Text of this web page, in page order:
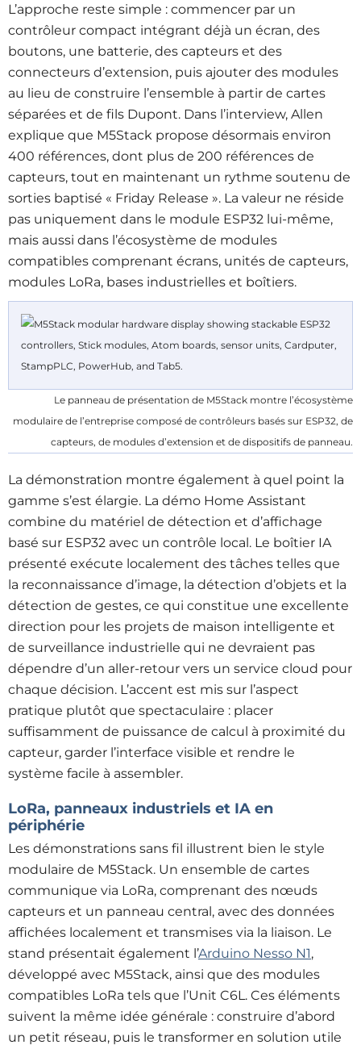
L’approche reste simple : commencer par un
contrôleur compact intégrant déjà un écran, des
boutons, une batterie, des capteurs et des
connecteurs d’extension, puis ajouter des modules
au lieu de construire l’ensemble à partir de cartes
séparées et de fils Dupont. Dans l’interview, Allen
explique que M5Stack propose désormais environ
400 références, dont plus de 200 références de
capteurs, tout en maintenant un rythme soutenu de
sorties baptisé « Friday Release ». La valeur ne réside
pas uniquement dans le module ESP32 lui-même,
mais aussi dans l’écosystème de modules
compatibles comprenant écrans, unités de capteurs,
modules LoRa, bases industrielles et boîtiers.
Le panneau de présentation de M5Stack montre l’écosystème
modulaire de l’entreprise composé de contrôleurs basés sur ESP32, de
capteurs, de modules d’extension et de dispositifs de panneau.
La démonstration montre également à quel point la
gamme s’est élargie. La démo Home Assistant
combine du matériel de détection et d’affichage
basé sur ESP32 avec un contrôle local. Le boîtier IA
présenté exécute localement des tâches telles que
la reconnaissance d’image, la détection d’objets et la
détection de gestes, ce qui constitue une excellente
direction pour les projets de maison intelligente et
de surveillance industrielle qui ne devraient pas
dépendre d’un aller-retour vers un service cloud pour
chaque décision. L’accent est mis sur l’aspect
pratique plutôt que spectaculaire : placer
suffisamment de puissance de calcul à proximité du
capteur, garder l’interface visible et rendre le
système facile à assembler.
LoRa, panneaux industriels et IA en
périphérie
Les démonstrations sans fil illustrent bien le style
modulaire de M5Stack. Un ensemble de cartes
communique via LoRa, comprenant des nœuds
capteurs et un panneau central, avec des données
affichées localement et transmises via la liaison. Le
stand présentait également l’Arduino Nesso N1,
développé avec M5Stack, ainsi que des modules
compatibles LoRa tels que l’Unit C6L. Ces éléments
suivent la même idée générale : construire d’abord
un petit réseau, puis le transformer en solution utile